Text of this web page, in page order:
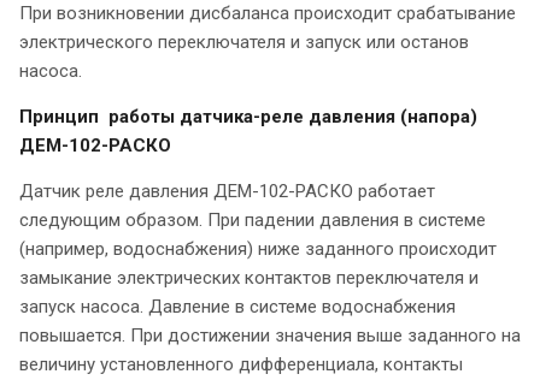
При возникновении дисбаланса происходит срабатывание
электрического переключателя и запуск или останов
насоса.
Принцип работы датчика-реле давления (напора)
ДЕМ-102-РАСКО
Датчик реле давления ДЕМ-102-РАСКО работает
следующим образом. При падении давления в системе
(например, водоснабжения) ниже заданного происходит
замыкание электрических контактов переключателя и
запуск насоса. Давление в системе водоснабжения
повышается. При достижении значения выше заданного на
величину установленного дифференциала, контакты